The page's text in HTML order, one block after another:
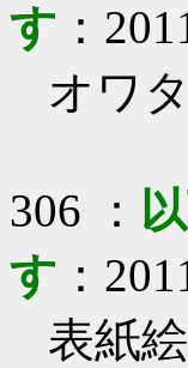
す ：
オワ
306 ：
す ：
表紙